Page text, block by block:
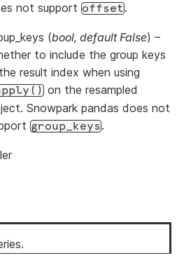
not support offset.
(bool, default False) –
to include the group keys
result index when using
on the resampled
Snowpark pandas does not
group_keys.